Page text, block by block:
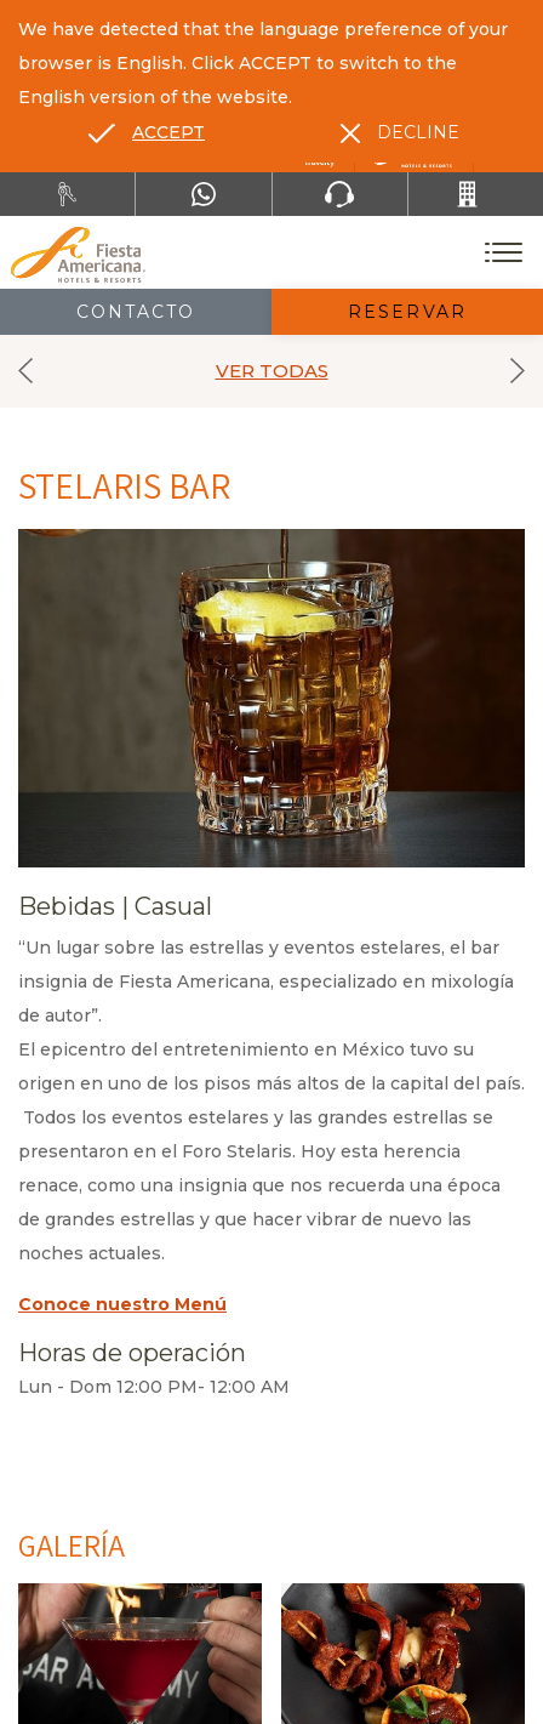
CONTACTO RESERVAR
We have detected that the language preference of your
browser is English. Click ACCEPT to switch to the
English version of the website.
ACCEPT
DECLINE
VER TODAS
STELARIS BAR
Bebidas | Casual
“Un lugar sobre las estrellas y eventos estelares, el bar
insignia de Fiesta Americana, especializado en mixología
de autor”.
El epicentro del entretenimiento en México tuvo su
origen en uno de los pisos más altos de la capital del país.
Todos los eventos estelares y las grandes estrellas se
presentaron en el Foro Stelaris. Hoy esta herencia
renace, como una insignia que nos recuerda una época
de grandes estrellas y que hacer vibrar de nuevo las
noches actuales.
Conoce nuestro Menú
Horas de operación
Lun - Dom 12:00 PM- 12:00 AM
GALERÍA